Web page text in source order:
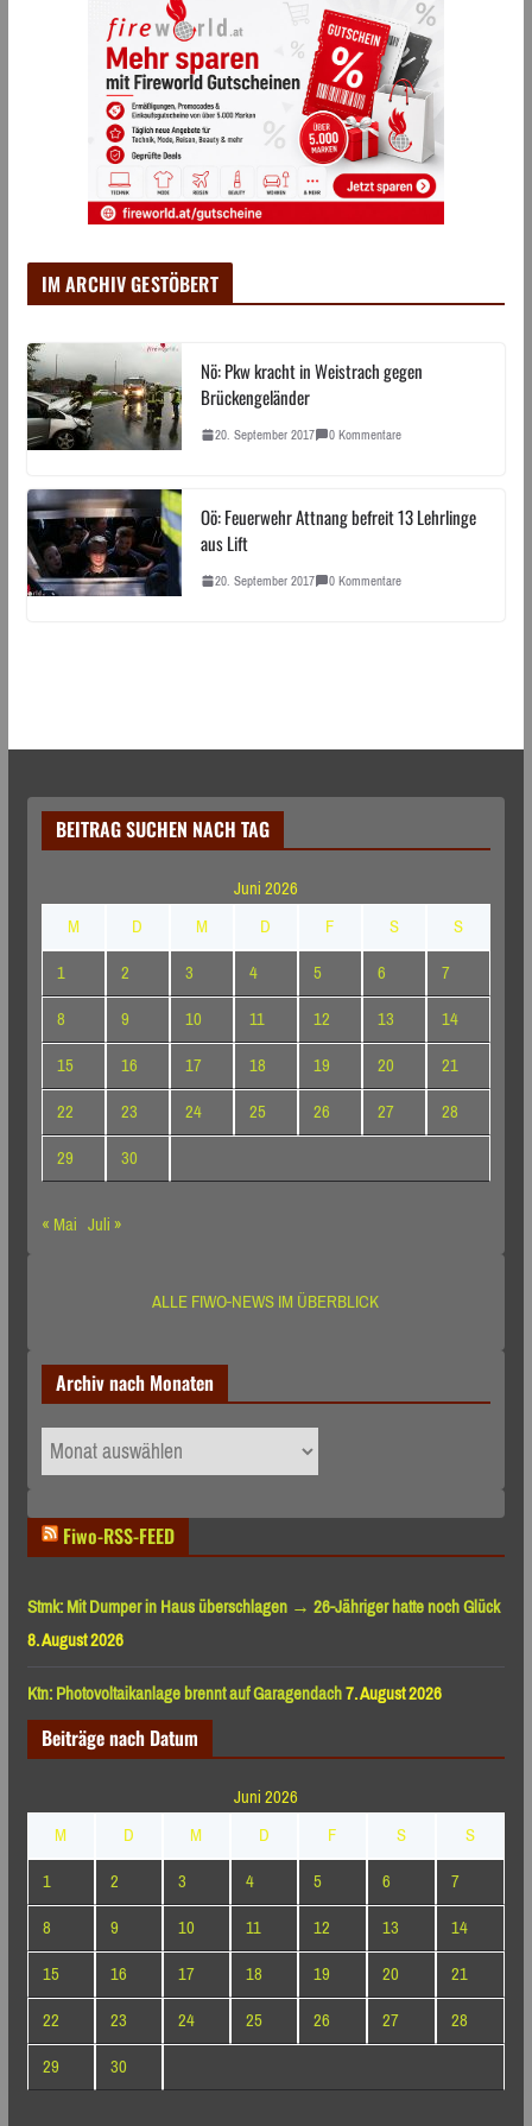
IM ARCHIV GESTÖBERT
Nö: Pkw kracht in Weistrach gegen
Brückengeländer
20. September 2017 0 Kommentare
Oö: Feuerwehr Attnang befreit 13 Lehrlinge
aus Lift
20. September 2017 0 Kommentare
BEITRAG SUCHEN NACH TAG
Juni 2026
M
D M D F S
S
1
2 3 4 5 6
7
8
9 10 11 12 13
14
15
16 17 18 19 20
21
22
23 24 25 26 27
28
29
30
« Mai Juli »
ALLE FIWO-NEWS IM ÜBERBLICK
Archiv nach Monaten
Archiv
nach
Fiwo-RSS-FEED
Stmk: Mit Dumper in Haus überschlagen → 26-Jähriger hatte noch Glück
8. August 2026
Ktn: Photovoltaikanlage brennt auf Garagendach7. August 2026
Beiträge nach Datum
Juni 2026
M
D M D F S
S
1
2 3 4 5 6
7
8
9 10 11 12 13
14
15
16 17 18 19 20
21
22
23 24 25 26 27
28
29
30